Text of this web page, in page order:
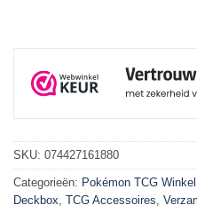
SKU: 074427161880
Categorieën: Pokémon TCG Winkel
Deckbox TCG Accessoires